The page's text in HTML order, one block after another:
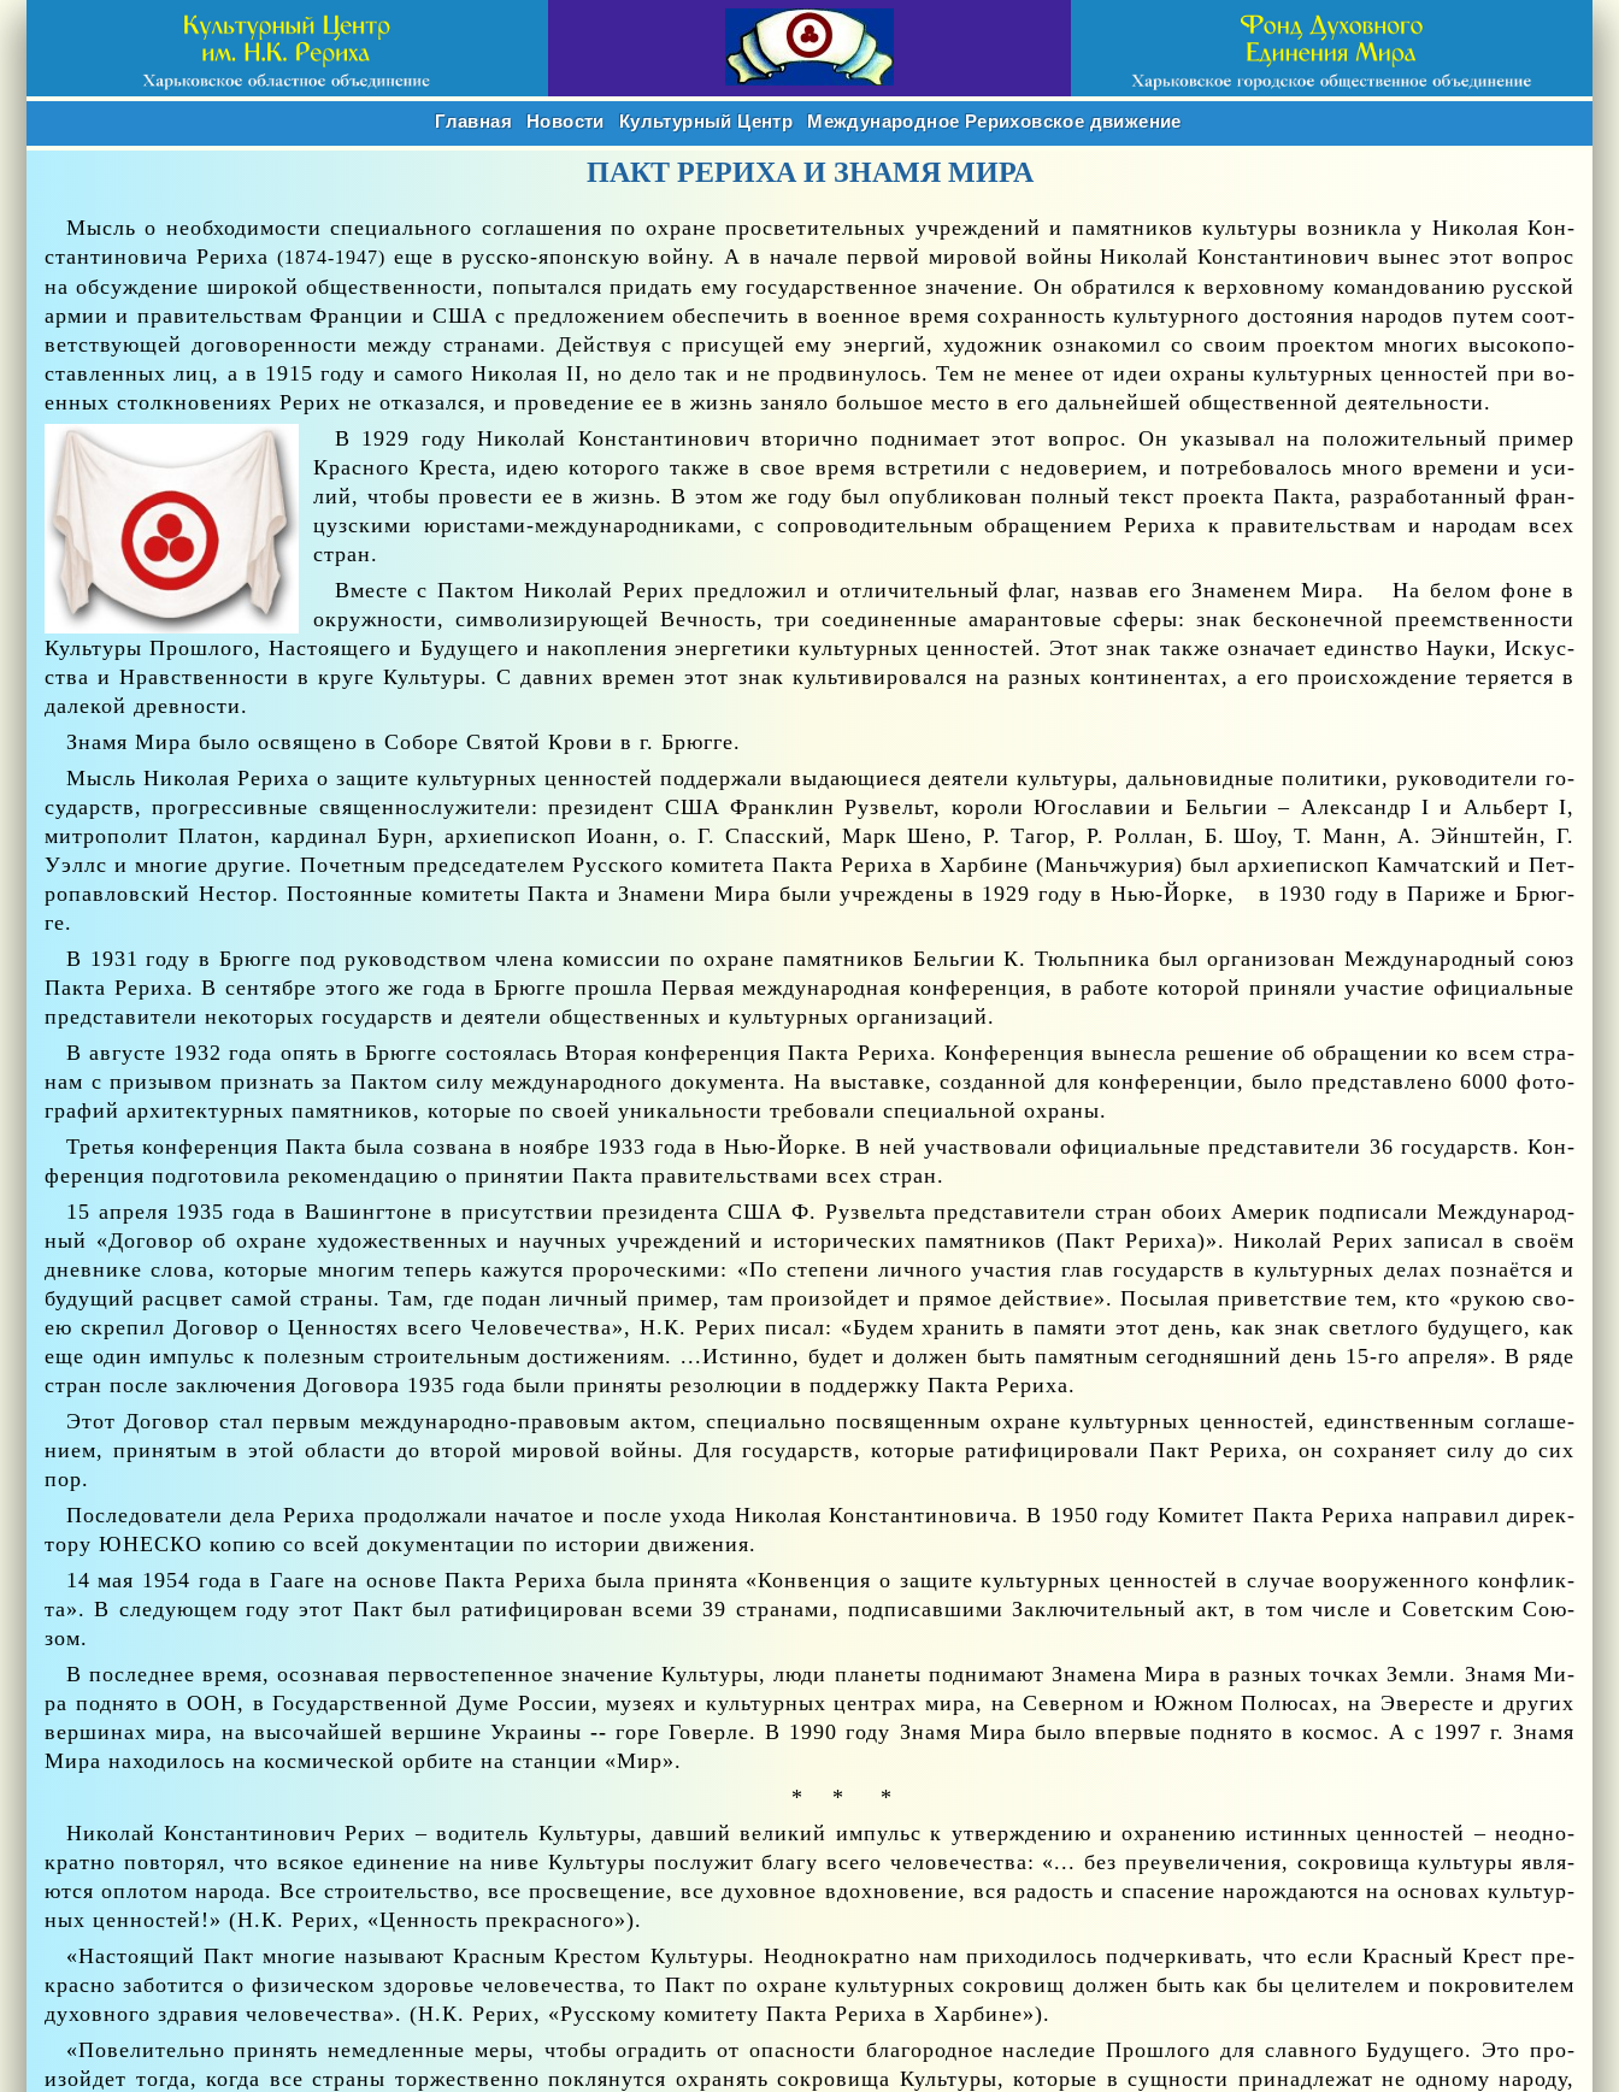
Главная Новости Культурный Центр Международное Рериховское движение
ПАКТ РЕРИХА И ЗНАМЯ МИРА
Мысль о необ­хо­ди­мо­сти спе­ци­аль­но­го со­гла­ше­ния по охране про­све­ти­тель­ных учре­жде­ний и па­мят­ни­ков куль­ту­ры воз­ник­ла у Ни­ко­лая Кон­
стан­ти­но­ви­ча Ре­ри­ха (1874-1947) еще в рус­ско-япон­скую вой­ну. А в на­ча­ле пер­вой ми­ро­вой вой­ны Ни­ко­лай Кон­стан­ти­но­вич вы­нес этот во­прос
на об­суж­де­ние ши­ро­кой об­ще­ствен­но­сти, по­пы­тал­ся при­дать ему го­су­дар­ствен­ное зна­че­ние. Он об­ра­тил­ся к вер­хов­но­му ко­ман­до­ва­нию рус­ской
ар­мии и пра­ви­тель­ствам Фран­ции и США с пред­ло­же­ни­ем обес­пе­чить в во­ен­ное вре­мя со­хран­ность куль­тур­но­го до­сто­я­ния на­ро­дов пу­тем со­от­
вет­ству­ю­щей до­го­во­рен­но­сти меж­ду стра­на­ми. Дей­ствуя с при­су­щей ему энер­гий, ху­дож­ник озна­ко­мил со сво­им про­ек­том мно­гих вы­со­ко­по­
став­лен­ных лиц, а в 1915 го­ду и са­мо­го Ни­ко­лая II, но де­ло так и не про­дви­ну­лось. Тем не ме­нее от идеи охра­ны куль­тур­ных цен­но­стей при во­
ен­ных столк­но­ве­ни­ях Ре­рих не от­ка­зал­ся, и про­ве­де­ние ее в жизнь за­ня­ло боль­шое ме­сто в его даль­ней­шей об­ще­ствен­ной де­я­тель­но­сти.
В 1929 го­ду Ни­ко­лай Кон­стан­ти­но­вич вто­рич­но под­ни­ма­ет этот во­прос. Он ука­зы­вал на по­ло­жи­тель­ный при­мер
Крас­но­го Кре­ста, идею ко­то­ро­го та­к­же в свое вре­мя встре­ти­ли с недо­ве­ри­ем, и по­тре­бо­ва­лось мно­го вре­ме­ни и уси­
лий, что­бы про­ве­сти ее в жизнь. В этом же го­ду был опуб­ли­ко­ван пол­ный текст про­ек­та Пак­та, раз­ра­бо­тан­ный фран­
цуз­ски­ми юри­ста­ми-меж­ду­на­род­ни­ка­ми, с со­про­во­ди­тель­ным об­ра­ще­ни­ем Ре­ри­ха к пра­ви­тель­ствам и на­ро­дам всех
стран.
Вме­сте с Пак­том Ни­ко­лай Ре­рих пред­ло­жил и от­ли­чи­тель­ный флаг, на­звав его Зна­ме­нем Ми­ра.
На бе­лом фоне в
окруж­но­сти, сим­во­ли­зи­ру­ю­щей Веч­ность, три со­еди­нен­ные ама­ран­то­вые сфе­ры: знак бес­ко­неч­ной пре­ем­ствен­но­сти
Куль­ту­ры Про­шло­го, На­сто­я­ще­го и Бу­ду­ще­го и на­коп­ле­ния энер­ге­ти­ки куль­тур­ных цен­но­стей. Этот знак та­к­же озна­ча­ет един­ство На­у­ки, Ис­кус­
ства и Нрав­ствен­но­сти в кру­ге Куль­ту­ры. С дав­них вре­мен этот знак куль­ти­ви­ро­вал­ся на раз­ных кон­ти­нен­тах, а его про­ис­хож­де­ние те­ря­ет­ся в
да­ле­кой древ­но­сти.
Зна­мя Ми­ра бы­ло освя­ще­но в Со­бо­ре Свя­той Кро­ви в г. Брюг­ге.
Мысль Ни­ко­лая Ре­ри­ха о за­щи­те куль­тур­ных цен­но­стей под­дер­жа­ли вы­да­ю­щи­е­ся де­я­те­ли куль­ту­ры, даль­но­вид­ные по­ли­ти­ки, ру­ко­во­ди­те­ли го­
су­дарств, про­грес­сив­ные свя­щен­но­слу­жи­те­ли: пре­зи­дент США Фран­клин Ру­звельт, ко­ро­ли Юго­сла­вии и Бель­гии – Алек­сандр I и Аль­берт I,
мит­ро­по­лит Пла­тон, кар­ди­нал Бурн, ар­хи­епи­скоп Иоанн, о. Г. Спас­ский, Марк Ше­но, Р. Та­гор, Р. Рол­лан, Б. Шоу, Т. Манн, А. Эйн­штейн, Г.
Уэллс и мно­гие дру­гие. По­чет­ным пред­се­да­те­лем Рус­ско­го ко­ми­те­та Пак­та Ре­ри­ха в Хар­бине (Мань­чжу­рия) был ар­хи­епи­скоп Кам­чат­ский и Пет­
ро­пав­лов­ский Нестор. По­сто­ян­ные ко­ми­те­ты Пак­та и Зна­ме­ни Ми­ра бы­ли учре­жде­ны в 1929 го­ду в Нью-Йор­ке,
в 1930 го­ду в Па­ри­же и Брюг­
ге.
В 1931 го­ду в Брюг­ге под ру­ко­вод­ством чле­на ко­мис­сии по охране па­мят­ни­ков Бель­гии К. Тюльп­ни­ка был ор­га­ни­зо­ван Меж­ду­на­род­ный со­юз
Пак­та Ре­ри­ха. В сен­тяб­ре это­го же го­да в Брюг­ге про­шла Пер­вая меж­ду­на­род­ная кон­фе­рен­ция, в ра­бо­те ко­то­рой при­ня­ли уча­стие офи­ци­аль­ные
пред­ста­ви­те­ли неко­то­рых го­су­дарств и де­я­те­ли об­ще­ствен­ных и куль­тур­ных ор­га­ни­за­ций.
В ав­гу­сте 1932 го­да опять в Брюг­ге со­сто­я­лась Вто­рая кон­фе­рен­ция Пак­та Ре­ри­ха. Кон­фе­рен­ция вы­нес­ла ре­ше­ние об об­ра­ще­нии ко всем стра­
нам с при­зы­вом при­знать за Пак­том си­лу меж­ду­на­род­но­го до­ку­мен­та. На вы­став­ке, со­здан­ной для кон­фе­рен­ции, бы­ло пред­став­ле­но 6000 фо­то­
гра­фий ар­хи­тек­тур­ных па­мят­ни­ков, ко­то­рые по сво­ей уни­каль­но­сти тре­бо­ва­ли спе­ци­аль­ной охра­ны.
Тре­тья кон­фе­рен­ция Пак­та бы­ла со­зва­на в но­яб­ре 1933 го­да в Нью-Йор­ке. В ней участ­во­ва­ли офи­ци­аль­ные пред­ста­ви­те­ли 36 го­су­дарств. Кон­
фе­рен­ция под­го­то­ви­ла ре­ко­мен­да­цию о при­ня­тии Пак­та пра­ви­тель­ства­ми всех стран.
15 ап­ре­ля 1935 го­да в Ва­шинг­тоне в при­сут­ствии пре­зи­ден­та США Ф. Ру­звель­та пред­ста­ви­те­ли стран обо­их Аме­рик под­пи­са­ли Меж­ду­на­род­
ный «До­го­вор об охране ху­до­же­ствен­ных и на­уч­ных учре­жде­ний и ис­то­ри­че­ских па­мят­ни­ков (Пакт Ре­ри­ха)». Ни­ко­лай Ре­рих за­пи­сал в сво­ём
днев­ни­ке сло­ва, ко­то­рые мно­гим те­перь ка­жут­ся про­ро­че­ски­ми: «По сте­пе­ни лич­но­го уча­стия глав го­су­дарств в куль­тур­ных де­лах по­зна­ёт­ся и
бу­ду­щий рас­цвет са­мой стра­ны. Там, где по­дан лич­ный при­мер, там про­изой­дет и пря­мое дей­ствие». По­сы­лая при­вет­ствие тем, кто «ру­кою сво­
ею скре­пил До­го­вор о Цен­но­стях все­го Че­ло­ве­че­ства», Н.К. Ре­рих пи­сал: «Бу­дем хра­нить в па­мя­ти этот день, как знак свет­ло­го бу­ду­ще­го, как
еще один им­пульс к по­лез­ным стро­и­тель­ным до­сти­же­ни­ям. ...Ис­тин­но, бу­дет и дол­жен быть па­мят­ным се­го­дняш­ний день 15-го ап­ре­ля». В ря­де
стран по­сле за­клю­че­ния До­го­во­ра 1935 го­да бы­ли при­ня­ты ре­зо­лю­ции в под­держ­ку Пак­та Ре­ри­ха.
Этот До­го­вор стал пер­вым меж­ду­на­род­но-пра­во­вым ак­том, спе­ци­аль­но по­свя­щен­ным охране куль­тур­ных цен­но­стей, един­ствен­ным со­гла­ше­
ни­ем, при­ня­тым в этой об­ла­сти до вто­рой ми­ро­вой вой­ны. Для го­су­дарств, ко­то­рые ра­ти­фи­ци­ро­ва­ли Пакт Ре­ри­ха, он со­хра­ня­ет си­лу до сих
пор.
По­сле­до­ва­те­ли де­ла Ре­ри­ха про­дол­жа­ли на­ча­тое и по­сле ухо­да Ни­ко­лая Кон­стан­ти­но­ви­ча. В 1950 го­ду Ко­ми­тет Пак­та Ре­ри­ха на­пра­вил ди­рек­
то­ру ЮНЕ­СКО ко­пию со всей до­ку­мен­та­ции по ис­то­рии дви­же­ния.
14 мая 1954 го­да в Га­а­ге на ос­но­ве Пак­та Ре­ри­ха бы­ла при­ня­та «Кон­вен­ция о за­щи­те куль­тур­ных цен­но­стей в слу­чае во­ору­жен­но­го кон­флик­
та». В сле­ду­ю­щем го­ду этот Пакт был ра­ти­фи­ци­ро­ван все­ми 39 стра­на­ми, под­пи­сав­ши­ми За­клю­чи­тель­ный акт, в том чис­ле и Со­вет­ским Со­ю­
зом.
В по­след­нее вре­мя, осо­зна­вая пер­во­сте­пен­ное зна­че­ние Куль­ту­ры, лю­ди пла­не­ты под­ни­ма­ют Зна­ме­на Ми­ра в раз­ных точ­ках Зем­ли. Зна­мя Ми­
ра под­ня­то в ООН, в Го­су­дар­ствен­ной Ду­ме Рос­сии, му­зе­ях и куль­тур­ных цен­трах ми­ра, на Се­вер­ном и Юж­ном По­лю­сах, на Эве­ре­сте и дру­гих
вер­ши­нах ми­ра, на вы­со­чай­шей вер­шине Укра­и­ны--го­ре Го­вер­ле. В 1990 го­ду Зна­мя Ми­ра бы­ло впер­вые под­ня­то в кос­мос. А с 1997 г. Зна­мя
Ми­ра на­хо­ди­лось на кос­ми­че­ской ор­би­те на стан­ции «Мир».
*
*
*
Ни­ко­лай Кон­стан­ти­но­вич Ре­рих – во­ди­тель Куль­ту­ры, дав­ший ве­ли­кий им­пульс к утвер­жде­нию и охра­не­нию ис­тин­ных цен­но­стей – неод­но­
крат­но по­вто­рял, что вся­кое еди­не­ние на ни­ве Куль­ту­ры по­слу­жит бла­гу все­го че­ло­ве­че­ства: «... без пре­уве­ли­че­ния, со­кро­ви­ща куль­ту­ры яв­ля­
ют­ся опло­том на­ро­да. Все стро­и­тель­ство, все про­све­ще­ние, все ду­хов­ное вдох­но­ве­ние, вся ра­дость и спа­се­ние на­рож­да­ют­ся на ос­но­вах куль­тур­
ных цен­но­стей!» (Н.К. Ре­рих, «Цен­ность пре­крас­но­го»).
«На­сто­я­щий Пакт мно­гие на­зы­ва­ют Крас­ным Кре­стом Куль­ту­ры. Неод­но­крат­но нам при­хо­ди­лось под­чер­ки­вать, что ес­ли Крас­ный Крест пре­
крас­но за­бо­тит­ся о фи­зи­че­ском здо­ро­вье че­ло­ве­че­ства, то Пакт по охране куль­тур­ных со­кро­вищ дол­жен быть как бы це­ли­те­лем и по­кро­ви­те­лем
ду­хов­но­го здра­вия че­ло­ве­че­ства». (Н.К. Ре­рих, «Рус­ско­му ко­ми­те­ту Пак­та Ре­ри­ха в Хар­бине»).
«По­ве­ли­тель­но при­нять немед­лен­ные ме­ры, что­бы огра­дить от опас­но­сти бла­го­род­ное на­сле­дие Про­шло­го для слав­но­го Бу­ду­ще­го. Это про­
изой­дет то­гда, ко­гда все стра­ны тор­же­ствен­но по­кля­нут­ся охра­нять со­кро­ви­ща Куль­ту­ры, ко­то­рые в сущ­но­сти при­над­ле­жат не од­но­му на­ро­ду,